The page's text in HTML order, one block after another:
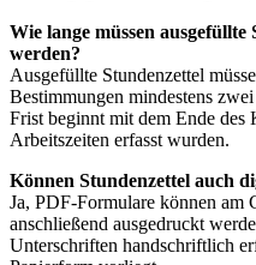
Wie lange müssen
werden?
Ausgefüllte Stundenzettel
Bestimmungen mindestens
Frist beginnt mit dem Ende des
Arbeitszeiten erfasst wurden.
Können Stundenzettel auch
Ja, PDF-Formulare können am
anschließend ausgedruckt
Unterschriften handschriftlich